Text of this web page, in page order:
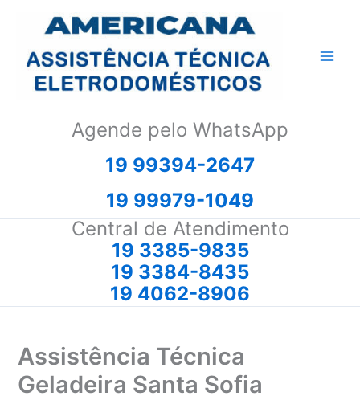
conteúdo
Agende pelo WhatsApp
19 99394-2647
19 99979-1049
Central de Atendimento
19 3385-9835
19 3384-8435
19 4062-8906
Assistência Técnica
Geladeira Santa Sofia